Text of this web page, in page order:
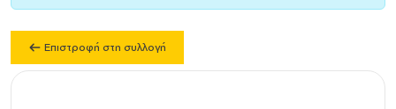
Επιστροφή στη συλλογή